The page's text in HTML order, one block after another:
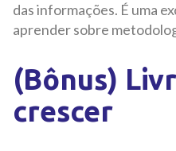
das informações. É uma
aprender sobre
(Bônus)
crescer